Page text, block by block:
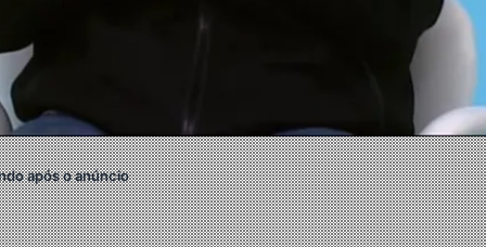
após o anúncio